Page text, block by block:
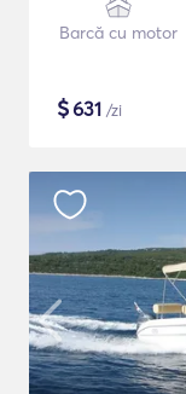
Barcă cu motor
$631 /zi